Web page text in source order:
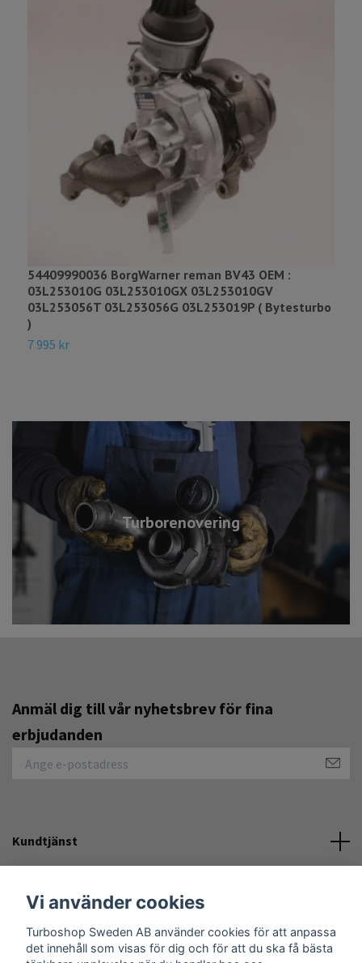
Turborenovering
54409990036 BorgWarner reman BV43 OEM :
03L253010G 03L253010GX 03L253010GV
03L253056T 03L253056G 03L253019P ( Bytesturbo
)
7 995 kr
Anmäl dig till vår nyhetsbrev för fina
erbjudanden
Kundtjänst
Sociala medier
Vi använder cookies
Turboshop Sweden AB använder cookies för att anpassa
det innehåll som visas för dig och för att du ska få bästa